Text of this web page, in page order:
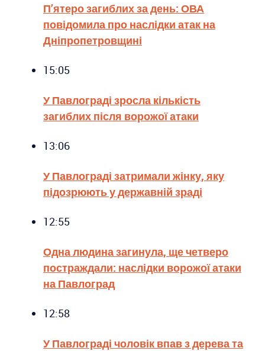
П’ятеро загиблих за день: ОВА
повідомила про наслідки атак на
Дніпропетровщині
15:05
У Павлограді зросла кількість
загиблих після ворожої атаки
13:06
У Павлограді затримали жінку, яку
підозрюють у державній зраді
12:55
Одна людина загинула, ще четверо
постраждали: наслідки ворожої атаки
на Павлоград
12:58
У Павлограді чоловік впав з дерева та